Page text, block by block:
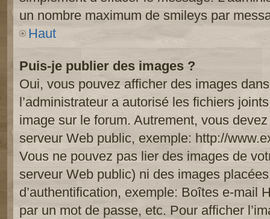
un nombre maximum de smileys par
Haut
Puis-je publier des images ?
Oui, vous pouvez afficher des images
l’administrateur a autorisé les fichiers
image sur le forum. Autrement, vous
serveur Web public, exemple: http://
Vous ne pouvez pas lier des images de
serveur Web public) ni des images
d’authentification, exemple: Boîtes e-mail
par un mot de passe, etc. Pour afficher